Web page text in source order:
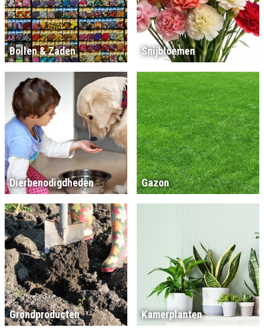
Bollen & Zaden Snijbloemen
Dierbenodigdheden Gazon
Grondproducten Kamerplanten